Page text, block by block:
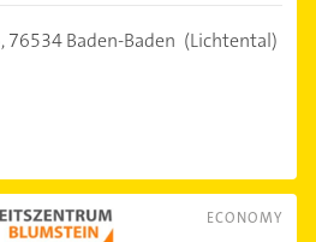
76534 Baden-Baden (Lichtental)
ECONOMY